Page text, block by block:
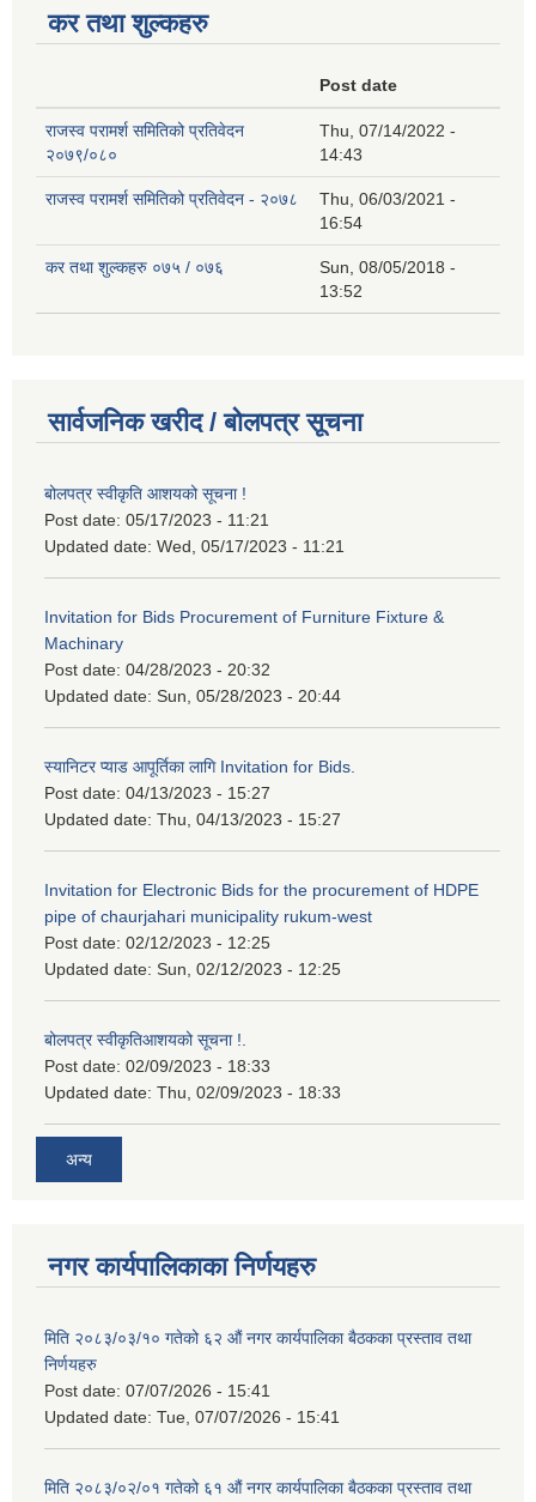
कर तथा शुल्कहरु
Post date
राजस्व परामर्श समितिको प्रतिवेदन
२०७९/०८०
Thu, 07/14/2022 -
14:43
राजस्व परामर्श समितिको प्रतिवेदन - २०७८
Thu, 06/03/2021 -
16:54
कर तथा शुल्कहरु ०७५ / ०७६
Sun, 08/05/2018 -
13:52
सार्वजनिक खरीद / बोलपत्र सूचना
बोलपत्र स्वीकृति आशयको सूचना !
Post date: 05/17/2023 - 11:21
Updated date: Wed, 05/17/2023 - 11:21
Invitation for Bids Procurement of Furniture Fixture &
Machinary
Post date: 04/28/2023 - 20:32
Updated date: Sun, 05/28/2023 - 20:44
स्यानिटर प्याड आपूर्तिका लागि Invitation for Bids.
Post date: 04/13/2023 - 15:27
Updated date: Thu, 04/13/2023 - 15:27
Invitation for Electronic Bids for the procurement of HDPE
pipe of chaurjahari municipality rukum-west
Post date: 02/12/2023 - 12:25
Updated date: Sun, 02/12/2023 - 12:25
बोलपत्र स्वीकृतिआशयको सूचना !.
Post date: 02/09/2023 - 18:33
Updated date: Thu, 02/09/2023 - 18:33
अन्य
नगर कार्यपालिकाका निर्णयहरु
मिति २०८३/०३/१० गतेको ६२ औं नगर कार्यपालिका बैठकका प्रस्ताव तथा
निर्णयहरु
Post date: 07/07/2026 - 15:41
Updated date: Tue, 07/07/2026 - 15:41
मिति २०८३/०२/०१ गतेको ६१ औं नगर कार्यपालिका बैठकका प्रस्ताव तथा